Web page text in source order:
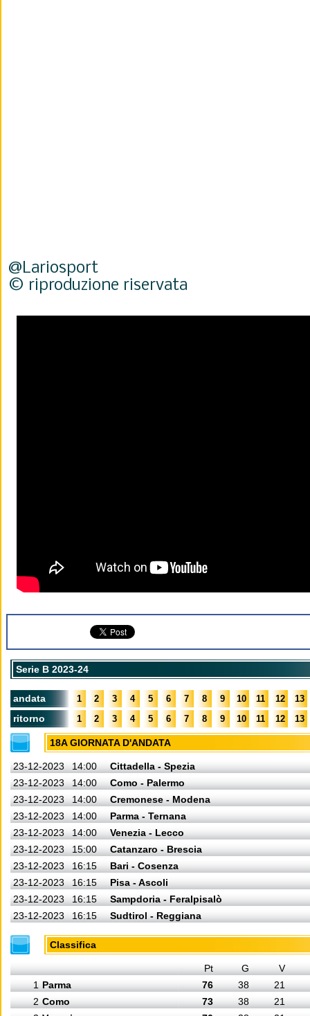
@Lariosport
© riproduzione riservata
Serie B 2023-24
andata 1 2 3 4 5 6 7 8 9 10 11 12 13
ritorno 1 2 3 4 5 6 7 8 9 10 11 12 13
18A GIORNATA D'ANDATA
23-12-2023 14:00
Cittadella - Spezia
23-12-2023
14:00
Como - Palermo
23-12-2023
14:00
Cremonese - Modena
23-12-2023
14:00
Parma - Ternana
23-12-2023
14:00
Venezia - Lecco
23-12-2023
15:00
Catanzaro - Brescia
23-12-2023
16:15
Bari - Cosenza
23-12-2023
16:15
Pisa - Ascoli
23-12-2023
16:15
Sampdoria - Feralpisalò
23-12-2023
16:15 Sudtirol - Reggiana
Classifica
Pt G
V
1 Parma 76 38
21
2 Como 73 38
21